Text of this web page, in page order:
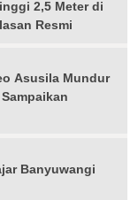
2,5 Meter di
Resmi
Asusila Mundur
Banyuwangi